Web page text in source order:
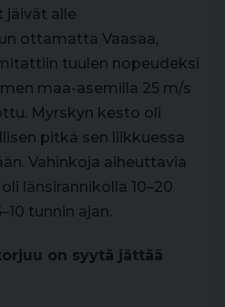
jäivät alle
ottamatta Vaasaa,
tuulen nopeudeksi
maa-asemilla 25 m/s
Myrskyn kesto oli
pitkä sen liikkuessa
Vahinkoja aiheuttavia
länsirannikolla 10–20
tunnin ajan.
on syytä jättää